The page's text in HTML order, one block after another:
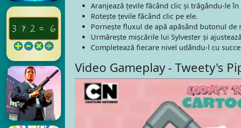
Aranjează țevile făcând clic și trăgându-le
Rotește țevile făcând clic pe ele.
Pornește fluxul de apă apăsând butonul de
Urmărește mișcările lui Sylvester și
Completează fiecare nivel udându-l cu
Video Gameplay - Tweety's